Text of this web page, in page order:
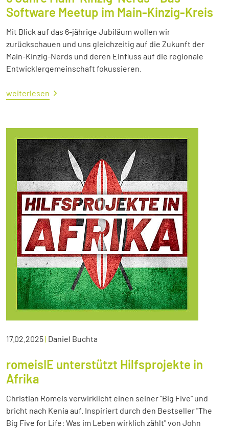
Software Meetup im Main-Kinzig-Kreis
Mit Blick auf das 6-jährige Jubiläum wollen wir
zurückschauen und uns gleichzeitig auf die Zukunft der
Main-Kinzig-Nerds und deren Einfluss auf die regionale
Entwicklergemeinschaft fokussieren.
weiterlesen
17.02.2025| Daniel Buchta
romeisIE unterstützt Hilfsprojekte in
Afrika
Christian Romeis verwirklicht einen seiner "Big Five" und
bricht nach Kenia auf. Inspiriert durch den Bestseller "The
Big Five for Life: Was im Leben wirklich zählt" von John